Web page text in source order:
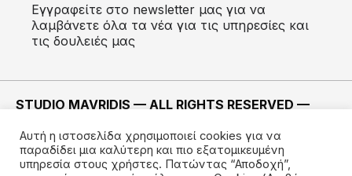
Εγγραφείτε στο newsletter μας για να
λαμβάνετε όλα τα νέα για τις υπηρεσίες και
τις δουλειές μας
STUDIO MAVRIDIS — ALL RIGHTS RESERVED —
ΚΑΤΑΣΚΕΥΗ —IMODE
Αυτή η ιστοσελίδα χρησιμοποιεί cookies για να
παραδίδει μια καλύτερη και πιο εξατομικευμένη
υπηρεσία στους χρήστες. Πατώντας “Αποδοχή”,